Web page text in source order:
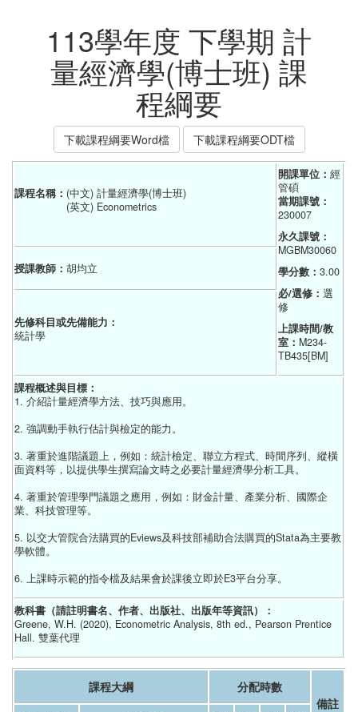
113學年度 下學期 計
量經濟學(博士班) 課
程綱要
下載課程綱要Word檔 下載課程綱要ODT檔
課程名稱： (中文) 計量經濟學(博士班)
(英文) Econometrics
開課單位： 經
管碩
當期課號：
230007
永久課號：
MGBM30060
學分數： 3.00
必/選修： 選
修
上課時間/教
室： M234-
TB435[BM]
授課教師： 胡均立
先修科目或先備能力：
統計學
課程概述與目標：
1. 介紹計量經濟學方法、技巧與應用。
2. 強調動手執行估計與檢定的能力。
3. 著重於進階議題上，例如：統計檢定、聯立方程式、時間序列、縱橫
面資料等，以提供學生撰寫論文時之必要計量經濟學分析工具。
4. 著重於管理學門議題之應用，例如：財金計量、產業分析、國際企
業、科技管理等。
5. 以交大管院合法購買的Eviews及科技部補助合法購買的Stata為主要教
學軟體。
6. 上課時示範的指令檔及結果會於課後立即於E3平台分享。
教科書（請註明書名、作者、出版社、出版年等資訊）：
Greene, W.H. (2020), Econometric Analysis, 8th ed., Pearson Prentice
Hall. 雙葉代理
課程大綱
分配時數
備註